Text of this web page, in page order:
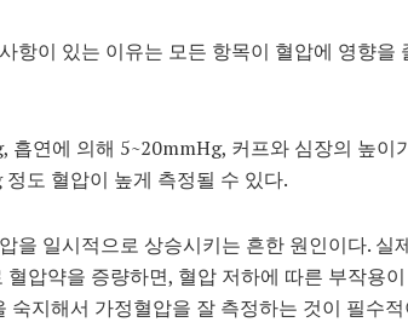
항이 있는 이유는 모든 항목이 혈압에 영향을
흡연에 의해 5~20mmHg, 커프와 심장의 높이
도 혈압이 높게 측정될 수 있다.
을 일시적으로 상승시키는 흔한 원인이다. 실
압약을 증량하면, 혈압 저하에 따른 부작용
숙지해서 가정혈압을 잘 측정하는 것이 필수적